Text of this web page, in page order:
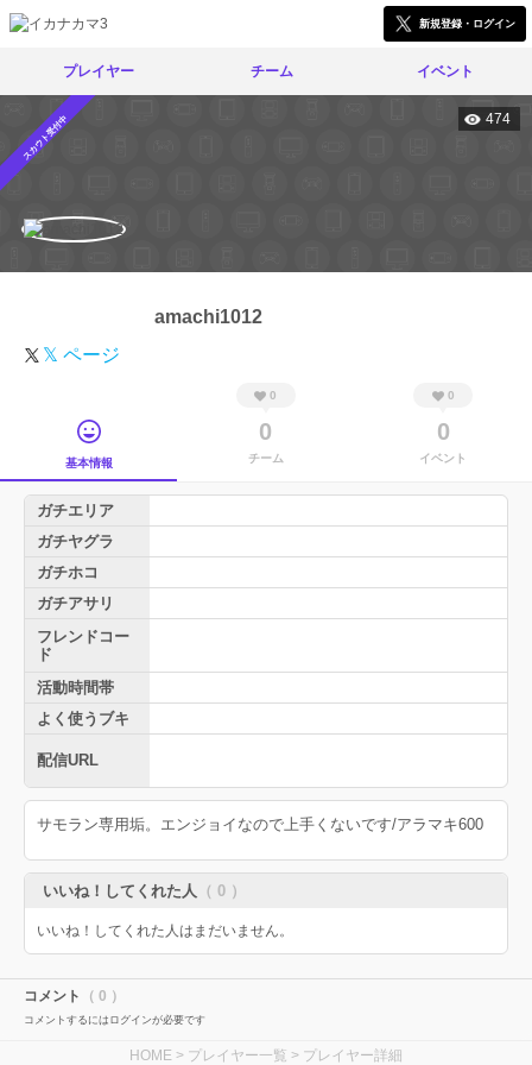
新規登録・ログイン
プレイヤー チーム イベント
スカウト受付中 474
amachi1012
𝕏 ページ
基本情報
0
0
チーム
0
0
イベント
ガチエリア
ガチヤグラ
ガチホコ
ガチアサリ
フレンドコー
ド
活動時間帯
よく使うブキ
配信URL
サモラン専用垢。エンジョイなので上手くないです/アラマキ600
いいね！してくれた人 （ 0 ）
いいね！してくれた人はまだいません。
コメント （ 0 ）
コメントするにはログインが必要です
HOME > プレイヤー一覧 > プレイヤー詳細